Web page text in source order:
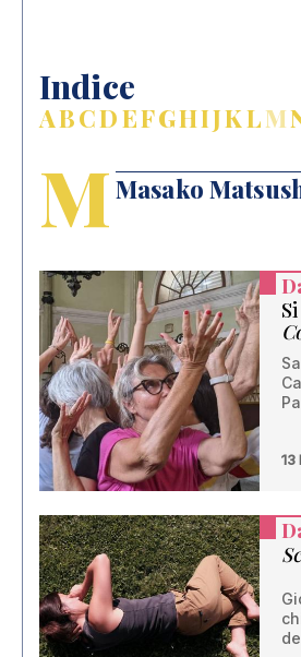
Indice
ABCDEFGHIJKLM
M Masako
13